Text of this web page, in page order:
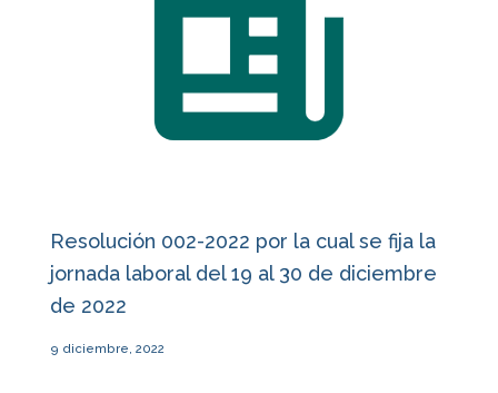
Resolución 002-2022 por la cual se fija la
jornada laboral del 19 al 30 de diciembre
de 2022
9 diciembre, 2022